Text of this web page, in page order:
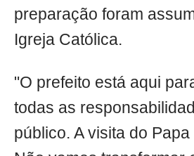
preparação foram
Igreja Católica.
"O prefeito está aqui
todas as
público. A visita do